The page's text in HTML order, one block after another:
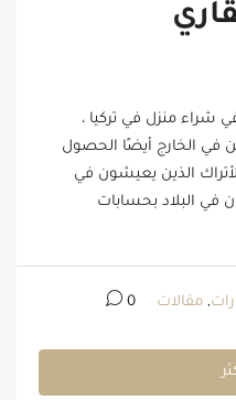
شراء منزل في تركيا ،
في الخارج أيضًا الحصول
الذين يعيشون في
في البلاد بحسابات
, مقالات 0